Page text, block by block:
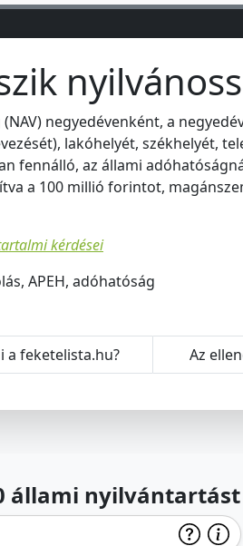
negyedévenként, a
lakóhelyét, székhelyét,
fennálló, az állami
a 100 millió forintot,
kérdései
APEH, adóhatóság
a feketelista.hu? Az
állami